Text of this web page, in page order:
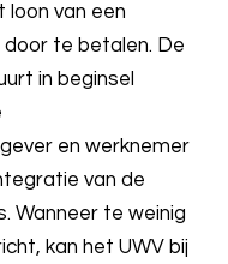
loon van een
te betalen. De
in beginsel
en werknemer
van de
Wanneer te weinig
kan het UWV bij